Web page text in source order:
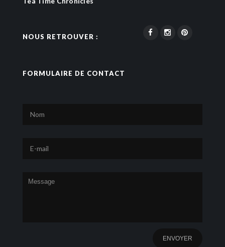
NOUS RETROUVER :
FORMULAIRE DE CONTACT